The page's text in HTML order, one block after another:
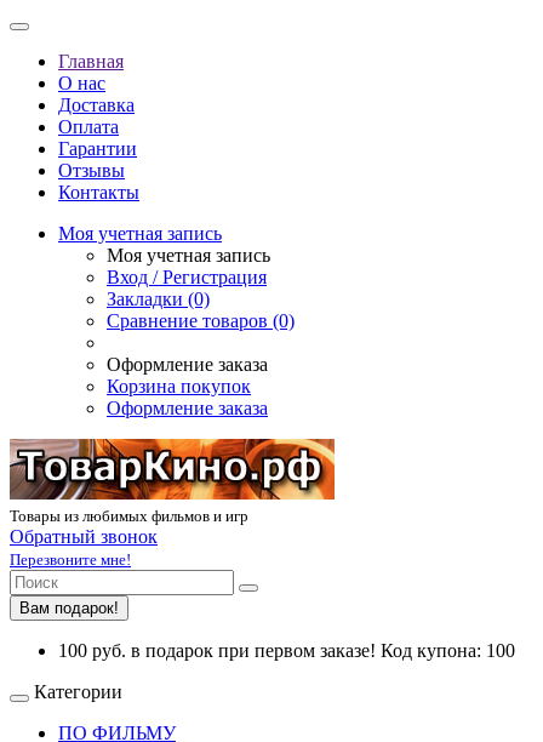
Главная
О нас
Доставка
Оплата
Гарантии
Отзывы
Контакты
Моя учетная запись
Моя учетная запись
Вход / Регистрация
Закладки (0)
Сравнение товаров (0)
Оформление заказа
Корзина покупок
Оформление заказа
Товары из любимых фильмов и игр
Обратный звонок
Перезвоните мне!
Вам подарок!
100 руб. в подарок при первом заказе! Код купона: 100
Категории
ПО ФИЛЬМУ